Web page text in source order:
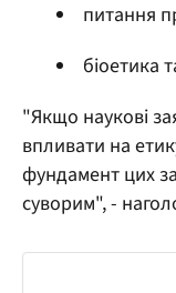
питання
біоетика
"Якщо наукові
впливати на
фундамент цих
суворим", -